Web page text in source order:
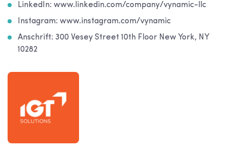
LinkedIn: www.linkedin.com/company/vynamic-llc
Instagram: www.instagram.com/vynamic
Anschrift: 300 Vesey Street 10th Floor New York, NY
10282